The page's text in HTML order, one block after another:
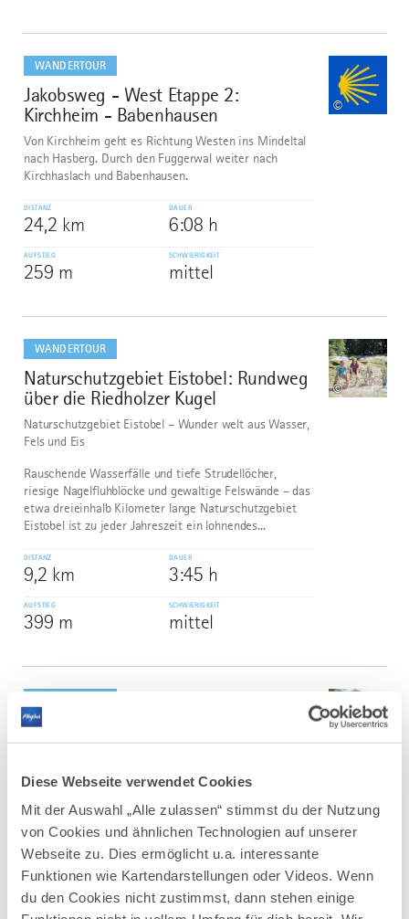
Diese Webseite verwendet Cookies
Mit der Auswahl „Alle zulassen“ stimmst du der Nutzung
von Cookies und ähnlichen Technologien auf unserer
Webseite zu. Dies ermöglicht u.a. interessante
Funktionen wie Kartendarstellungen oder Videos. Wenn
du den Cookies nicht zustimmst, dann stehen einige
WANDERTOUR
1
Jakobsweg - West Etappe 2:
Kirchheim - Babenhausen
©
Von Kirchheim geht es Richtung Westen ins Mindeltal
nach Hasberg. Durch den Fuggerwal weiter nach
Kirchhaslach und Babenhausen.
DISTANZ
24,2 km
DAUER
6:08 h
AUFSTIEG
259 m
SCHWIERIGKEIT
mittel
dazu
WANDERTOUR
2
Naturschutzgebiet Eistobel: Rundweg
über die Riedholzer Kugel
©
Naturschutzgebiet Eistobel – Wunder welt aus Wasser,
Fels und Eis
Rauschende Wasserfälle und tiefe Strudellöcher,
riesige Nagelfluhblöcke und gewaltige Felswände – das
etwa dreieinhalb Kilometer lange Naturschutzgebiet
Eistobel ist zu jeder Jahreszeit ein lohnendes...
DISTANZ
9,2 km
DAUER
3:45 h
AUFSTIEG
399 m
SCHWIERIGKEIT
mittel
dazu
3
Bad Wurzach | Wanderweg Nr. 5 –
Käserei-Tour – zusehen, staunen und
©
Stadtwald zum Käserei-Museum in Gospoldshofen und
über das kleinere Herrgottsried zurück nach Bad
Wurzach.
DISTANZ
15,5 km
DAUER
5:00 h
dazu